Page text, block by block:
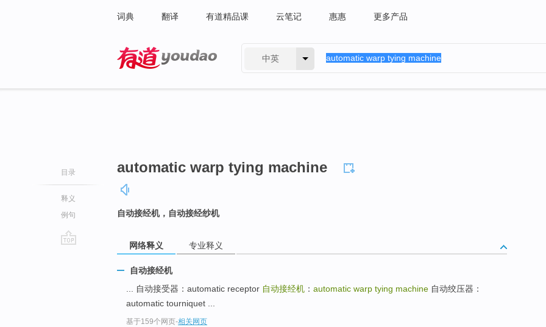
词典 翻译 有道精品课 云笔记 惠惠 更多产品
中英
目录
释义
例句
automatic warp tying machine
自动接经机，自动接经纱机
网络释义 专业释义
自动接经机
... 自动接受器：automatic receptor 自动接经机 ： automatic warp tying machine 自动绞压器：
automatic tourniquet ...
基于159个网页-相关网页